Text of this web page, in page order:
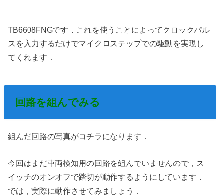
TB6608FNGです．これを使うことによってクロックパル
スを入力するだけでマイクロステップでの駆動を実現し
てくれます．
回路を組んでみる
組んだ回路の写真がコチラになります．
今回はまだ車両検知用の回路を組んでいませんので，ス
イッチのオンオフで踏切が動作するようにしています．
では，実際に動作させてみましょう．